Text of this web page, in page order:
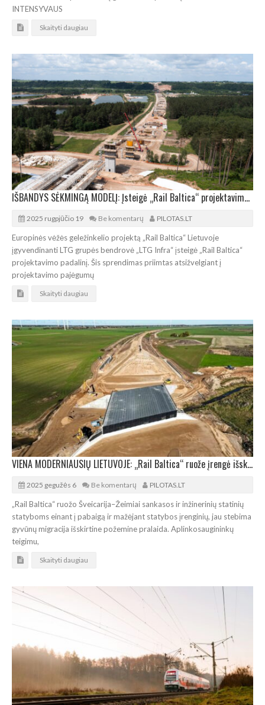
INTENSYVAUS
Skaityti daugiau
IŠBANDYS SĖKMINGĄ MODELĮ: Įsteigė „Rail Baltica“ projektavimo padalinį
2025 rugpjūčio 19 Be komentarų PILOTAS.LT
Europinės vėžės geležinkelio projektą „Rail Baltica“ Lietuvoje
įgyvendinanti LTG grupės bendrovė „LTG Infra“ įsteigė „Rail Baltica“
projektavimo padalinį. Šis sprendimas priimtas atsižvelgiant į
projektavimo pajėgumų
Skaityti daugiau
VIENA MODERNIAUSIŲ LIETUVOJE: „Rail Baltica“ ruože įrengė išskirtinę gyvūnų pralaidą
2025 gegužės 6 Be komentarų PILOTAS.LT
„Rail Baltica“ ruožo Šveicarija–Žeimiai sankasos ir inžinerinių statinių
statyboms einant į pabaigą ir mažėjant statybos įrenginių, jau stebima
gyvūnų migracija išskirtine požemine pralaida. Aplinkosaugininkų
teigimu,
Skaityti daugiau